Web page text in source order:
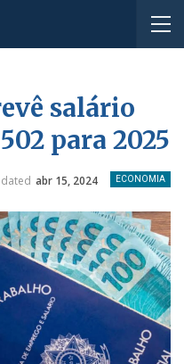
salário
para 2025
ECONOMIA
abr 15, 2024